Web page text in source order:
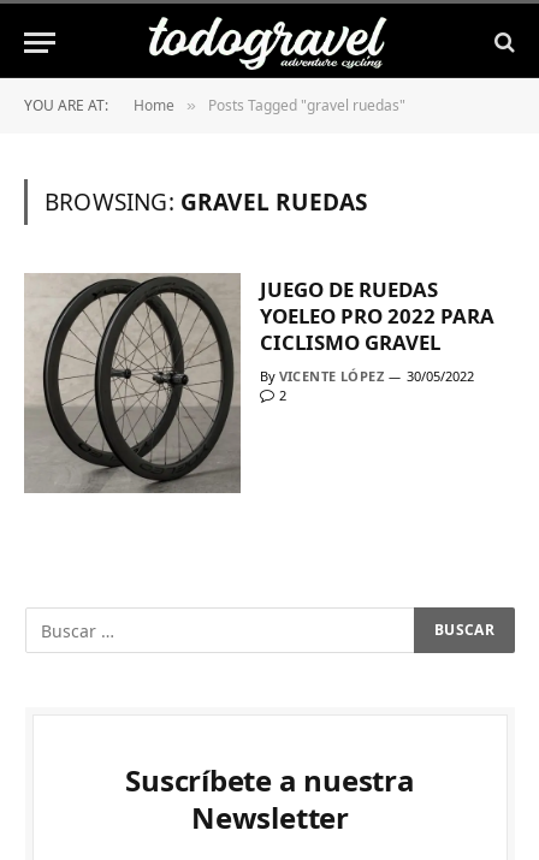
YOU ARE AT: Home » Posts Tagged "gravel ruedas"
BROWSING: GRAVEL RUEDAS
JUEGO DE RUEDAS
YOELEO PRO 2022 PARA
CICLISMO GRAVEL
By VICENTE LÓPEZ
30/05/2022
2
Suscríbete a nuestra
Newsletter